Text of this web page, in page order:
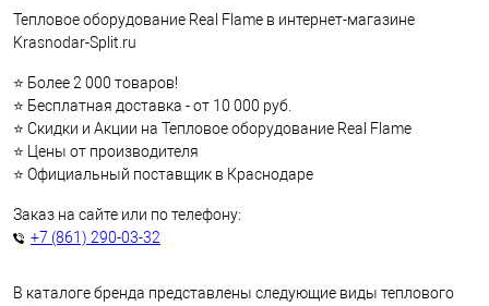
Тепловое оборудование Real Flame в интернет-магазине
Krasnodar-Split.ru
⭐ Более 2 000 товаров!
⭐ Бесплатная доставка - от 10 000 руб.
⭐ Скидки и Акции на Тепловое оборудование Real Flame
⭐ Цены от производителя
⭐ Официальный поставщик в Краснодаре
Заказ на сайте или по телефону:
+7 (861) 290-03-32
В каталоге бренда представлены следующие виды теплового